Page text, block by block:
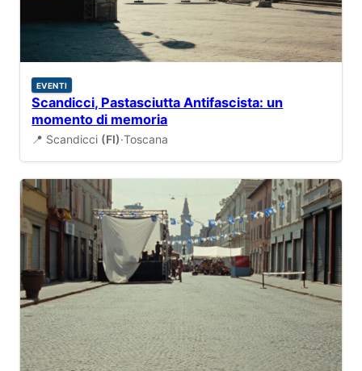
EVENTI
Scandicci, Pastasciutta Antifascista: un
momento di memoria
📍 Scandicci (FI)·Toscana